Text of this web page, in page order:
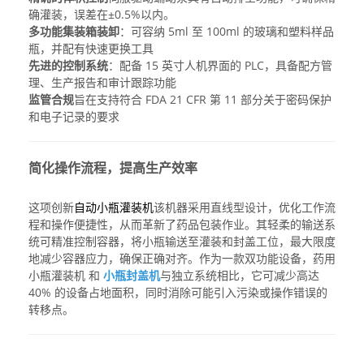
确灌装，误差在±0.5%以内。
多功能集装箱装卸：可容纳 5ml 至 100ml 的玻璃和塑料样品
瓶，并配有快速更换工具
先进的控制系统：配备 15 英寸人机界面的 PLC，具备配方管
理、生产报告和审计跟踪功能
监管合规旨在支持符合 FDA 21 CFR 第 11 部分关于密码保护
和电子记录的要求
简化操作流程，提高生产效率
这项创新自动小瓶灌装机该机器采用直线型设计，优化工作流
程和操作便捷性，从而革新了药品包装作业。其轻柔的输送系
统可精准控制容器，将小瓶输送至灌装和封盖工位，最大限度
地减少容器应力，确保正确对齐。作为一款双功能设备， 药用
小瓶灌装机 和 小瓶封盖机与独立系统相比，它可减少高达
40% 的设备占地面积，同时消除可能引入污染或操作错误的
转移点。